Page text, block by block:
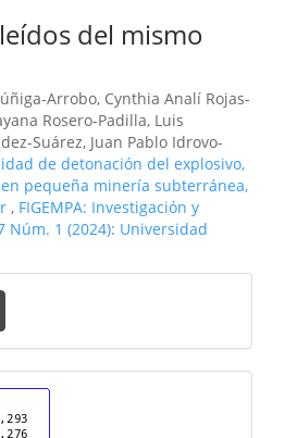
del mismo
Arrobo, Cynthia Analí Rojas-
Rosero-Padilla, Luis
Suárez, Juan Pablo Idrovo-
de detonación del explosivo,
pequeña minería subterránea,
, FIGEMPA: Investigación y
Núm. 1 (2024): Universidad